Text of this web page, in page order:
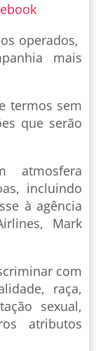
operados,
mais
termos sem
que serão
atmosfera
incluindo
à agência
Mark
com
raça,
sexual,
atributos